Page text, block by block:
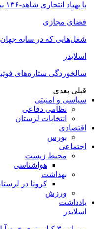
با پهپاد انتحاری شاهد-۱۳۶ بیشتر آشنا شوید
فضای مجازی
شغل‌‌هایی که در سایه جهان
اسلایدر
سالخوردگی ستاره‌های
قبلی بعدی
سیاسی و امنیتی
نظامی دفاعی
انتخابات لرستان
اقتصادی
بورس
اجتماعی
محیط زیست
هواشناسی
بهداشت
کرونا در
ورزش
یادداشت
اسلایدر